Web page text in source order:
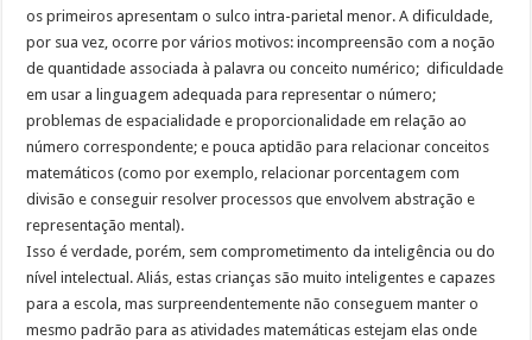
os primeiros apresentam o sulco intra-parietal menor. A dificuldade,
por sua vez, ocorre por vários motivos: incompreensão com a noção
de quantidade associada à palavra ou conceito numérico; dificuldade
em usar a linguagem adequada para representar o número;
problemas de espacialidade e proporcionalidade em relação ao
número correspondente; e pouca aptidão para relacionar conceitos
matemáticos (como por exemplo, relacionar porcentagem com
divisão e conseguir resolver processos que envolvem abstração e
representação mental).
Isso é verdade, porém, sem comprometimento da inteligência ou do
nível intelectual. Aliás, estas crianças são muito inteligentes e capazes
para a escola, mas surpreendentemente não conseguem manter o
mesmo padrão para as atividades matemáticas estejam elas onde